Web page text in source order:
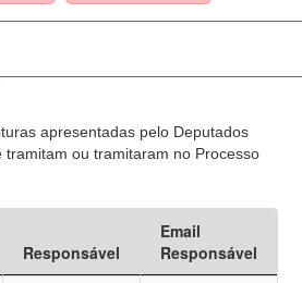
apresentadas pelo Deputados
tramitam ou tramitaram no Processo
Responsável
Email
Responsável